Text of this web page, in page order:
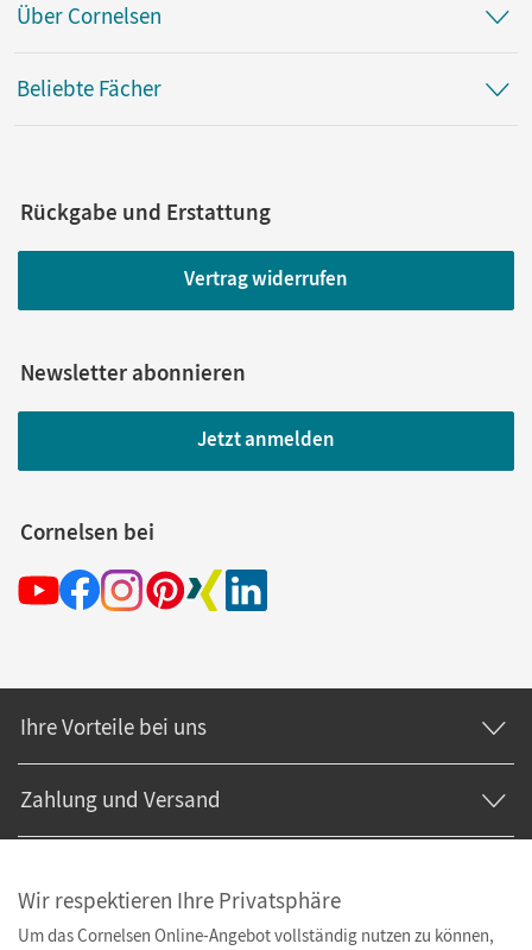
Über Cornelsen
Beliebte Fächer
Rückgabe und Erstattung
Vertrag widerrufen
Newsletter abonnieren
Jetzt anmelden
Cornelsen bei
Ihre Vorteile bei uns
Zahlung und Versand
Wir respektieren Ihre Privatsphäre
Um das Cornelsen Online-Angebot vollständig nutzen zu können,